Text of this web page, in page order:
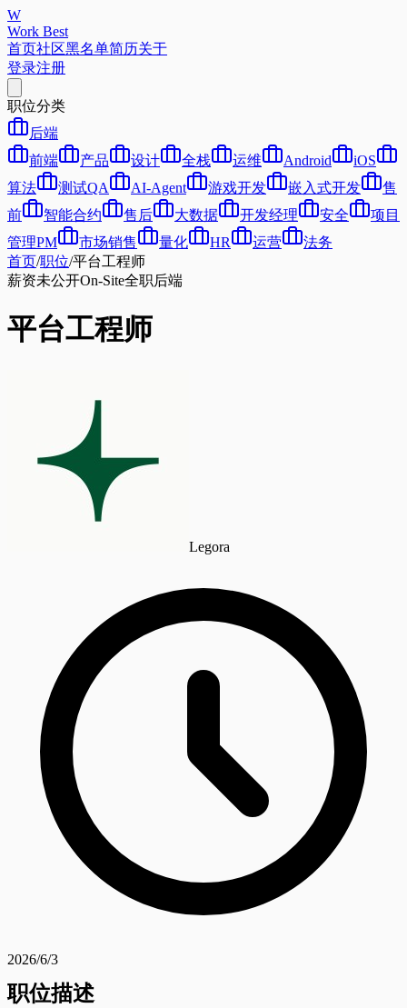
W
Work Best
首页社区黑名单简历关于
登录注册
职位分类
后端
前端
产品 设计 全栈 运维 Android
iOS
算法
测试QA AI-Agent 游戏开发 嵌入式开发
售
前
智能合约 售后 大数据 开发经理 安全
项目
管理PM
市场销售 量化 HR 运营
法务
首页/职位/平台工程师
薪资未公开On-Site全职后端
平台工程师
Legora
2026/6/3
职位描述